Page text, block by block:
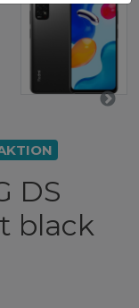
DS
black